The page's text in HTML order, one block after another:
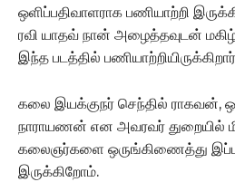
ஒளிப்பதிவாளராக பணியாற்றி
ரவி யாதவ் நான் அழைத்தவுடன்
இந்த படத்தில்
கலை இயக்குநர் செந்தில் ராகவன்,
நாராயணன் என அவரவர் துறையில்
கலைஞர்களை ஒருங்கிணைத்து
இருக்கிறோம்.